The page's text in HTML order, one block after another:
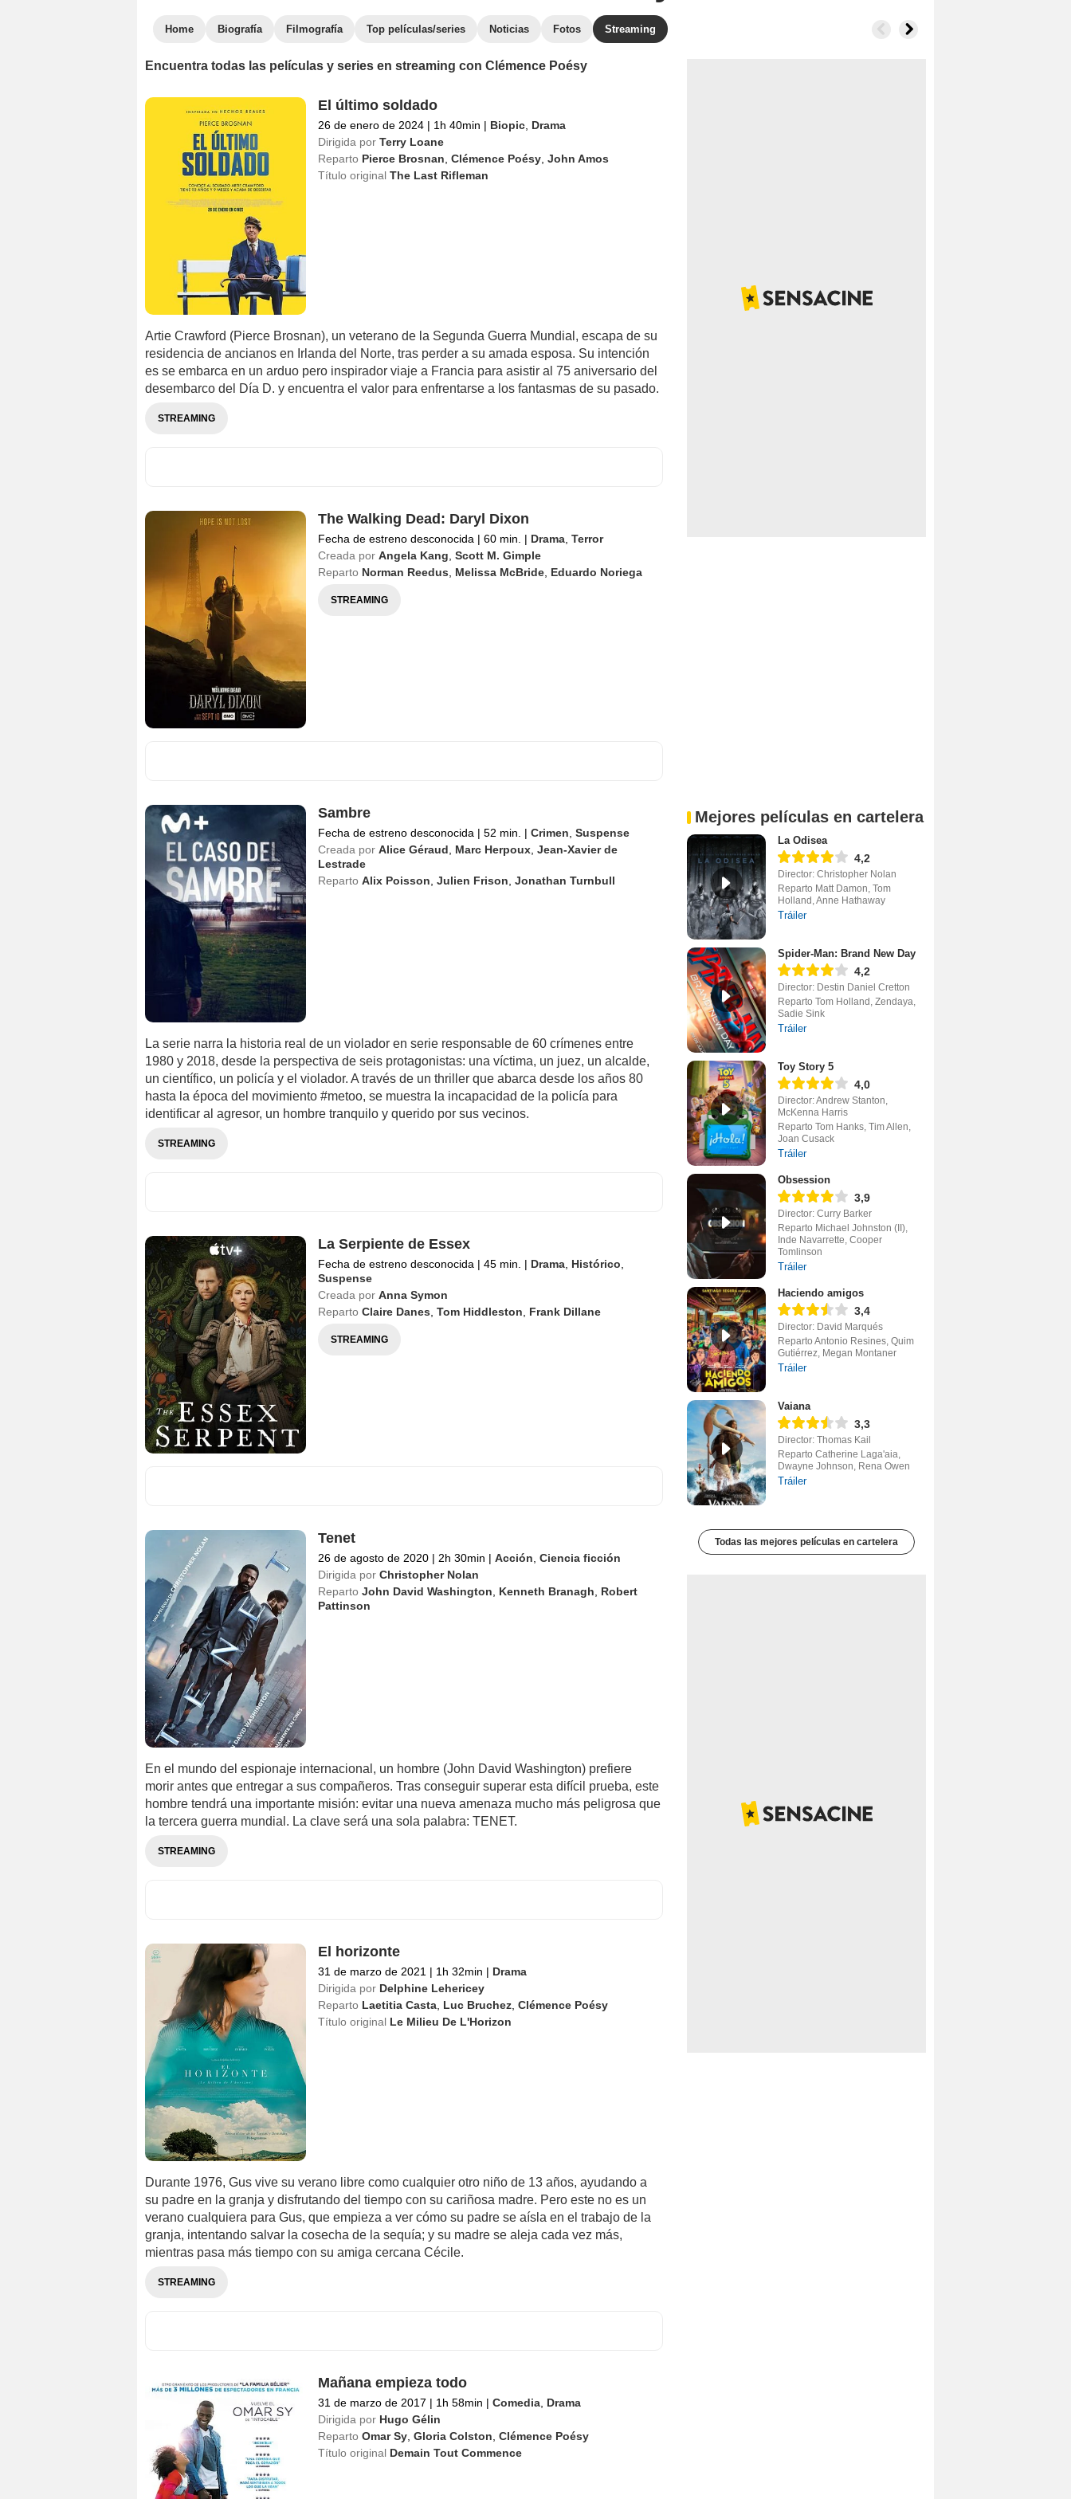
Home Biografía Filmografía Top películas/series Noticias Fotos Streaming
Encuentra todas las películas y series en streaming con Clémence Poésy
El último soldado
26 de enero de 2024 | 1h 40min | Biopic, Drama
Dirigida por Terry Loane
Reparto Pierce Brosnan Clémence Poésy, John Amos
Título original The Last Rifleman
Artie Crawford (Pierce Brosnan), un veterano de la Segunda Guerra Mundial, escapa de su
residencia de ancianos en Irlanda del Norte, tras perder a su amada esposa. Su intención
es se embarca en un arduo pero inspirador viaje a Francia para asistir al 75 aniversario del
desembarco del Día D. y encuentra el valor para enfrentarse a los fantasmas de su pasado.
STREAMING
The Walking Dead: Daryl Dixon
Fecha de estreno desconocida | 60 min. | Drama, Terror
Creada por Angela Kang Scott M. Gimple
Reparto Norman Reedus Melissa McBride, Eduardo Noriega
STREAMING
Sambre
Fecha de estreno desconocida | 52 min. | Crimen Suspense
Creada por Alice Géraud Marc Herpoux, Jean-Xavier de
Lestrade
Reparto Alix Poisson Julien Frison Jonathan Turnbull
La serie narra la historia real de un violador en serie responsable de 60 crímenes entre
1980 y 2018, desde la perspectiva de seis protagonistas: una víctima, un juez, un alcalde,
un científico, un policía y el violador. A través de un thriller que abarca desde los años 80
hasta la época del movimiento #metoo, se muestra la incapacidad de la policía para
identificar al agresor, un hombre tranquilo y querido por sus vecinos.
STREAMING
La Serpiente de Essex
Fecha de estreno desconocida | 45 min. | Drama, Histórico
Suspense
Creada por Anna Symon
Reparto Claire Danes Tom Hiddleston Frank Dillane
STREAMING
Tenet
26 de agosto de 2020 | 2h 30min | Acción Ciencia ficción
Dirigida por Christopher Nolan
Reparto John David Washington Kenneth Branagh
Robert
Pattinson
En el mundo del espionaje internacional, un hombre (John David Washington) prefiere
morir antes que entregar a sus compañeros. Tras conseguir superar esta difícil prueba, este
hombre tendrá una importante misión: evitar una nueva amenaza mucho más peligrosa que
la tercera guerra mundial. La clave será una sola palabra: TENET.
STREAMING
El horizonte
31 de marzo de 2021 | 1h 32min | Drama
Dirigida por Delphine Lehericey
Reparto Laetitia Casta, Luc Bruchez, Clémence Poésy
Título original Le Milieu De L'Horizon
Durante 1976, Gus vive su verano libre como cualquier otro niño de 13 años, ayudando a
su padre en la granja y disfrutando del tiempo con su cariñosa madre. Pero este no es un
verano cualquiera para Gus, que empieza a ver cómo su padre se aísla en el trabajo de la
granja, intentando salvar la cosecha de la sequía; y su madre se aleja cada vez más,
mientras pasa más tiempo con su amiga cercana Cécile.
STREAMING
Mañana empieza todo
31 de marzo de 2017 | 1h 58min | Comedia, Drama
Dirigida por Hugo Gélin
Reparto Omar Sy, Gloria Colston Clémence Poésy
Título original Demain Tout Commence
Mejores películas en cartelera
La Odisea
4,2
Director: Christopher Nolan
Reparto Matt Damon, Tom
Holland, Anne Hathaway
Tráiler
Spider-Man: Brand New Day
4,2
Director: Destin Daniel Cretton
Reparto Tom Holland, Zendaya,
Sadie Sink
Tráiler
Toy Story 5
4,0
Director: Andrew Stanton,
McKenna Harris
Reparto Tom Hanks, Tim Allen,
Joan Cusack
Tráiler
Obsession
3,9
Director: Curry Barker
Reparto Michael Johnston (II),
Inde Navarrette, Cooper
Tomlinson
Tráiler
Haciendo amigos
3,4
Director: David Marqués
Reparto Antonio Resines, Quim
Gutiérrez, Megan Montaner
Tráiler
Vaiana
3,3
Director: Thomas Kail
Reparto Catherine Laga'aia,
Dwayne Johnson, Rena Owen
Tráiler
Todas las mejores películas en cartelera